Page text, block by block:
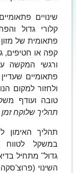
שינויים
קלורי גדול
פתאומית של
קפה או חטיפים,
ורגשי המקשה
פתאומיים
ולחזור למקום
טובה ועודף
תהליך שלוקח
תהליך האימון
במשקל לטווח
גדול" מתחיל
השינוי